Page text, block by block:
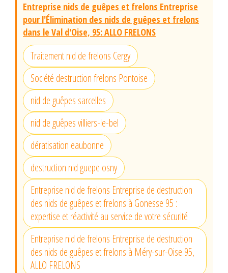
Entreprise nids de guêpes et frelons Entreprise
pour l'Élimination des nids de guêpes et frelons
dans le Val d'Oise, 95: ALLO FRELONS
Traitement nid de frelons Cergy
Société destruction frelons Pontoise
nid de guêpes sarcelles
nid de guêpes villiers-le-bel
dératisation eaubonne
destruction nid guepe osny
Entreprise nid de frelons Entreprise de destruction
des nids de guêpes et frelons à Gonesse 95 :
expertise et réactivité au service de votre sécurité
Entreprise nid de frelons Entreprise de destruction
des nids de guêpes et frelons à Méry-sur-Oise 95,
ALLO FRELONS